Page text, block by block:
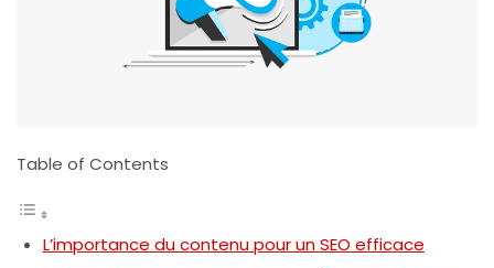
Table of Contents
L’importance du contenu pour un SEO efficace